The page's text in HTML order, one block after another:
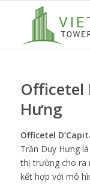
Officetel
Hưng
Officetel
Trần Duy Hưng
thị trường cho ra
kết hợp với mô